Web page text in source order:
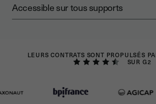
Accessible sur tous supports
LEURS CONTRATS SONT PROPULSÉS
SUR G2